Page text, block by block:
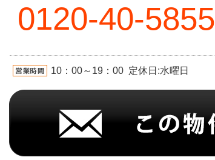
0120-40-5855
10：00～19：00 定休日:水曜日